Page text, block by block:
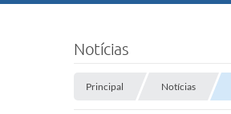
Notícias
Principal Notícias